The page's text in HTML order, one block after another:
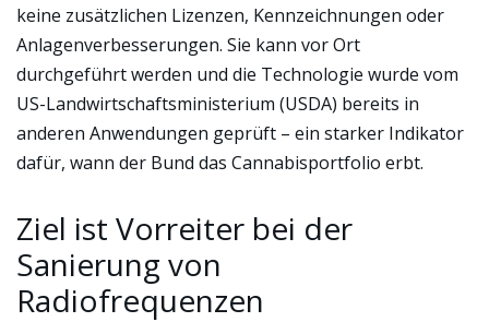
keine zusätzlichen Lizenzen, Kennzeichnungen oder
Anlagenverbesserungen. Sie kann vor Ort
durchgeführt werden und die Technologie wurde vom
US-Landwirtschaftsministerium (USDA) bereits in
anderen Anwendungen geprüft – ein starker Indikator
dafür, wann der Bund das Cannabisportfolio erbt.
Ziel ist Vorreiter bei der
Sanierung von
Radiofrequenzen